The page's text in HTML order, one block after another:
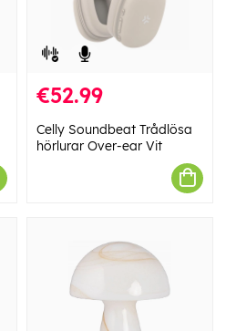
€52.99
Celly Soundbeat Trådlösa
hörlurar Over-ear Vit